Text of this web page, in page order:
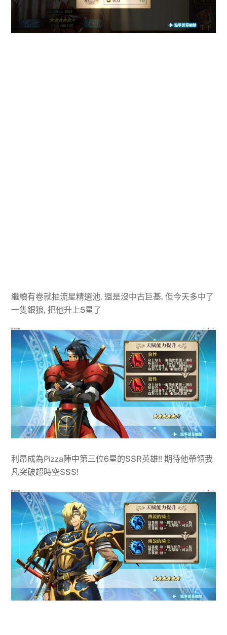
繼續有卷就抽流星精選池, 還是沒中古巨基, 但今天多中了
一隻銀狼, 把他升上5星了
利昂成為Pizza陣中第三位6星的SSR英雄!! 期待他帶領我
凡突破超時空SSS!